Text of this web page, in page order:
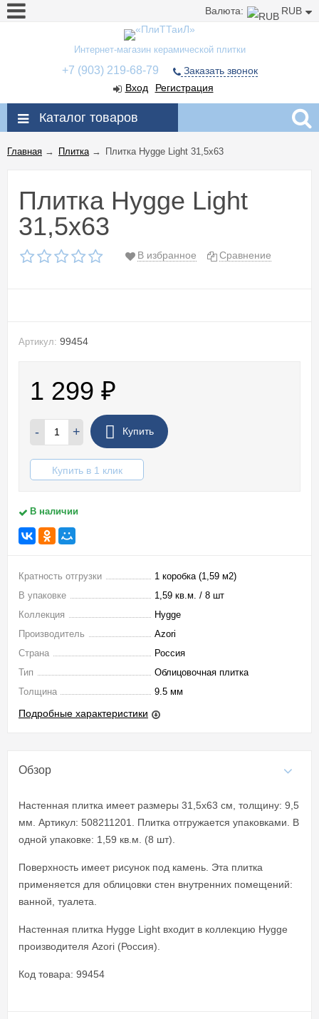
Валюта: RUB
Интернет-магазин керамической плитки
+7 (903) 219-68-79
Заказать звонок
Вход
Регистрация
Каталог товаров
Главная → Плитка→ Плитка Hygge Light 31,5x63
Плитка Hygge Light
31,5x63
В избранное Сравнение
Артикул: 99454
1 299 ₽
- + Купить
Купить в 1 клик
В наличии
Кратность отгрузки
1 коробка (1,59 м2)
В упаковке
1,59 кв.м. / 8 шт
Коллекция
Hygge
Производитель
Azori
Страна
Россия
Тип
Облицовочная плитка
Толщина
9.5 мм
Подробные характеристики
Обзор
Настенная плитка имеет размеры 31,5x63 см, толщину: 9,5
мм. Артикул: 508211201. Плитка отгружается упаковками. В
одной упаковке: 1,59 кв.м. (8 шт).
Поверхность имеет рисунок под камень. Эта плитка
применяется для облицовки стен внутренних помещений:
ванной, туалета.
Настенная плитка Hygge Light входит в коллекцию Hygge
производителя Azori (Россия).
Код товара: 99454